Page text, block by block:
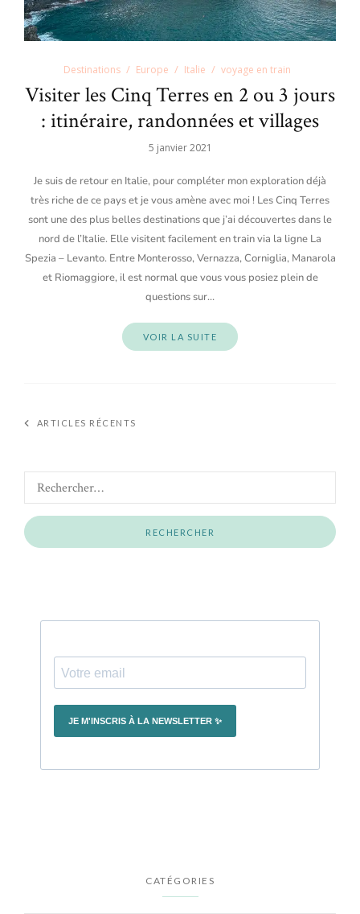
Destinations Europe Italie voyage en train
Visiter les Cinq Terres en 2 ou 3 jours
: itinéraire, randonnées et villages
5 janvier 2021
Je suis de retour en Italie, pour compléter mon exploration déjà
très riche de ce pays et je vous amène avec moi ! Les Cinq Terres
sont une des plus belles destinations que j’ai découvertes dans le
nord de l’Italie. Elle visitent facilement en train via la ligne La
Spezia – Levanto. Entre Monterosso, Vernazza, Corniglia, Manarola
et Riomaggiore, il est normal que vous vous posiez plein de
questions sur…
VOIR LA SUITE
ARTICLES RÉCENTS
CATÉGORIES